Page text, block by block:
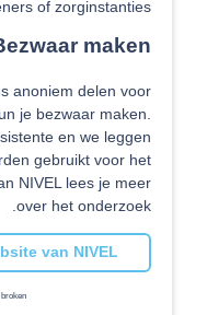
of zorginstanties.
maken
anoniem delen voor
je bezwaar maken.
en we leggen
gebruikt voor het
NIVEL lees je meer
over het onderzoek.
van NIVEL